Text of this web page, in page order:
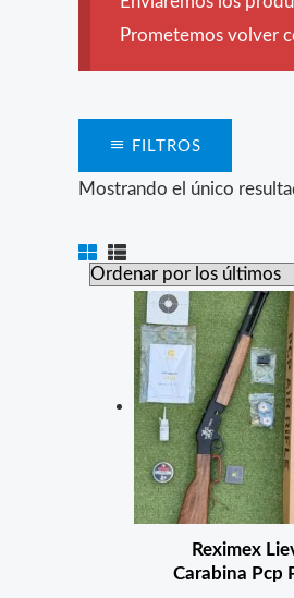
Prometemos volver
FILTROS
Mostrando el único
Reximex
Carabina Pcp